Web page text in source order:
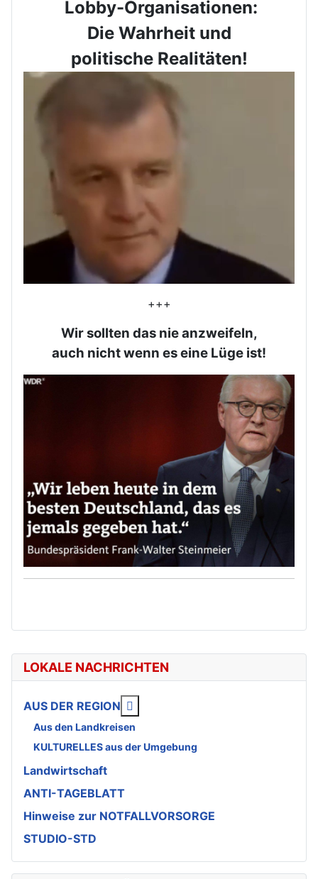
LOKALE NACHRICHTEN
AUS DER REGION
Aus den Landkreisen
KULTURELLES aus der Umgebung
Landwirtschaft
ANTI-TAGEBLATT
Hinweise zur NOTFALLVORSORGE
STUDIO-STD
Lobby-Organisationen:
Die Wahrheit und
politische Realitäten!
+++
Wir sollten das nie anzweifeln,
auch nicht wenn es eine Lüge ist!